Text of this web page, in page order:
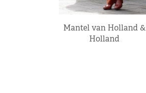
Mantel van Holland &
Holland